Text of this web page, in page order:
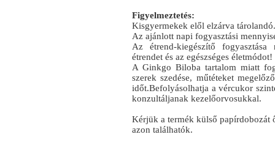
Figyelmeztetés:
Kisgyermekek elől elzárva tárolandó.
Az ajánlott napi fogyasztási
Az étrend-kiegészítő
étrendet és az egészséges életmódot!
A Ginkgo Biloba tartalom miatt
szerek szedése, műtéteket
időt.Befolyásolhatja a vércukor
konzultáljanak kezelőorvosukkal.
Kérjük a termék külső papírdobozát
azon találhatók.